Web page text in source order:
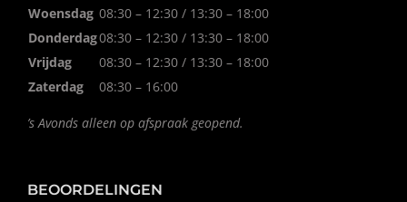
Woensdag 08:30 – 12:30 / 13:30 – 18:00
Donderdag08:30 – 12:30 / 13:30 – 18:00
Vrijdag
08:30 – 12:30 / 13:30 – 18:00
Zaterdag
08:30 – 16:00
’s Avonds alleen op afspraak geopend.
BEOORDELINGEN